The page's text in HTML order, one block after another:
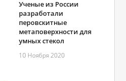
Ученые из России
разработали
перовскитные
метаповерхности для
умных стекол
10 Ноября 2020